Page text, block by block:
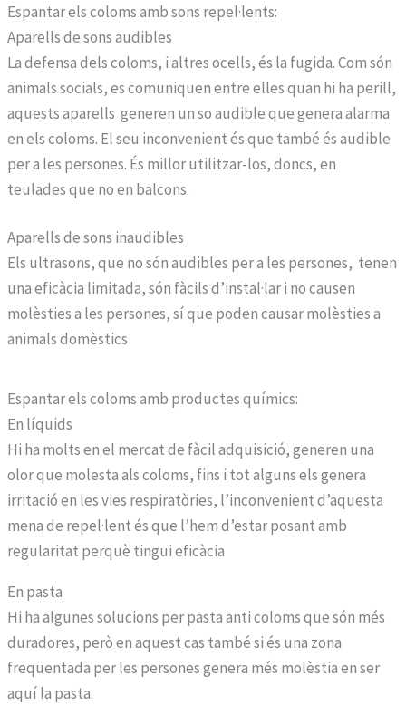
Espantar els coloms amb sons repel·lents:
Aparells de sons audibles
La defensa dels coloms, i altres ocells, és la fugida. Com són
animals socials, es comuniquen entre elles quan hi ha perill,
aquests aparells generen un so audible que genera alarma
en els coloms. El seu inconvenient és que també és audible
per a les persones. És millor utilitzar-los, doncs, en
teulades que no en balcons.
Aparells de sons inaudibles
Els ultrasons, que no són audibles per a les persones, tenen
una eficàcia limitada, són fàcils d’instal·lar i no causen
molèsties a les persones, sí que poden causar molèsties a
animals domèstics
Espantar els coloms amb productes químics:
En líquids
Hi ha molts en el mercat de fàcil adquisició, generen una
olor que molesta als coloms, fins i tot alguns els genera
irritació en les vies respiratòries, l’inconvenient d’aquesta
mena de repel·lent és que l’hem d’estar posant amb
regularitat perquè tingui eficàcia
En pasta
Hi ha algunes solucions per pasta anti coloms que són més
duradores, però en aquest cas també si és una zona
freqüentada per les persones genera més molèstia en ser
aquí la pasta.